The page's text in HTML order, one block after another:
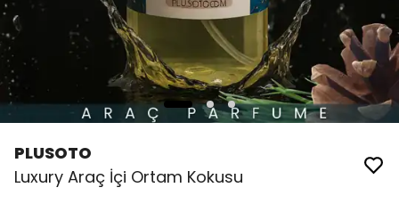
PLUSOTO
Luxury Araç İçi Ortam Kokusu